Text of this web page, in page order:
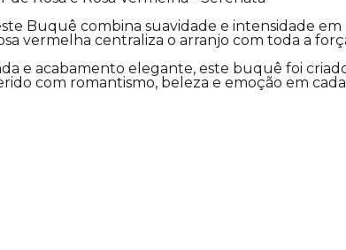
Buquê combina suavidade e intensidade
vermelha centraliza o arranjo com toda a
e acabamento elegante, este buquê foi
com romantismo, beleza e emoção em